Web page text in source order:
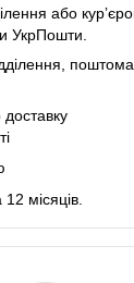
або
УкрПошти.
місяців.